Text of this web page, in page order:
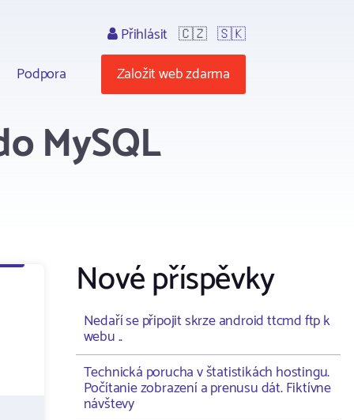
Podpora
Přihlásit 🇨🇿 🇸🇰
Založit web zdarma
MySQL
Nové příspěvky
Nedaří se připojit skrze android ttcmd ftp k
webu ..
Technická porucha v štatistikách hostingu.
Počítanie zobrazení a prenusu dát. Fiktívne
návštevy